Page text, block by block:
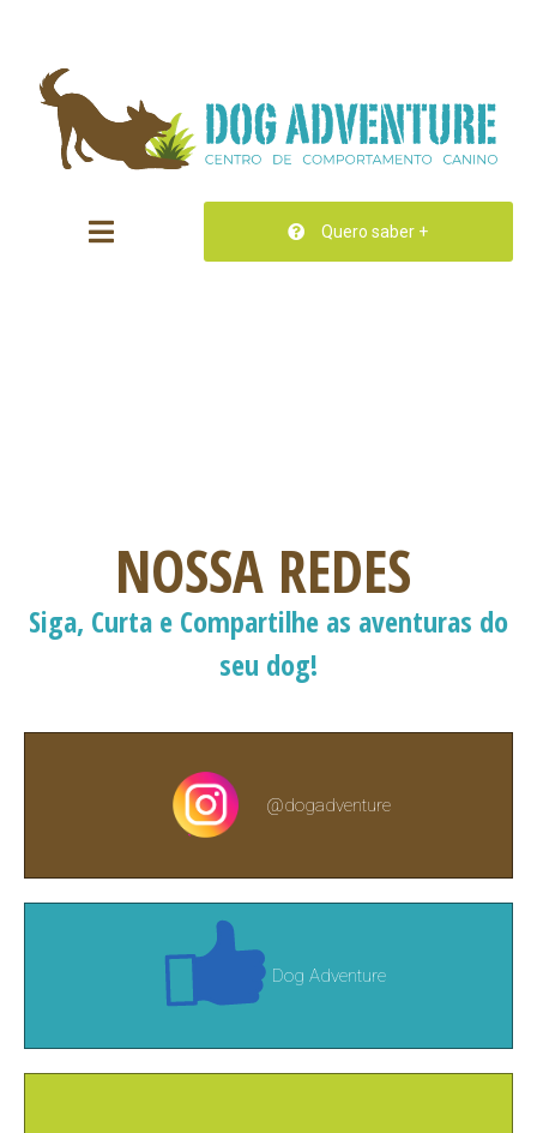
Quero saber +
NOSSA REDES
Siga, Curta e Compartilhe as aventuras do
seu dog!
@dogadventure
Dog Adventure